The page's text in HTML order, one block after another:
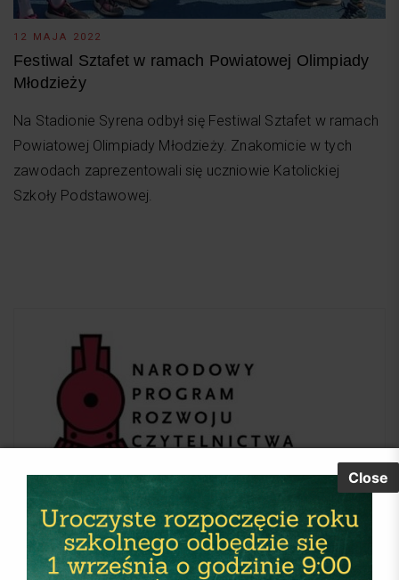
12 MAJA 2022
Festiwal Sztafet w ramach Powiatowej Olimpiady
Młodzieży
Na Stadionie Syrena odbył się Festiwal Sztafet w ramach
Powiatowej Olimpiady Młodzieży. Znakomicie w tych
zawodach zaprezentowali się uczniowie Katolickiej
Szkoły Podstawowej.